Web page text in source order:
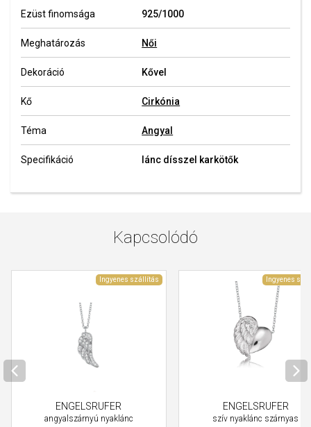
Ezüst finomsága 925/1000
Meghatározás Női
Dekoráció Kővel
Kő Cirkónia
Téma Angyal
Specifikáció lánc dísszel karkötők
Kapcsolódó
Ingyenes szállítás
ENGELSRUFER
angyalszárnyú nyaklánc
Ingyenes
ENGELSRUFER
szív nyaklánc szárnyas